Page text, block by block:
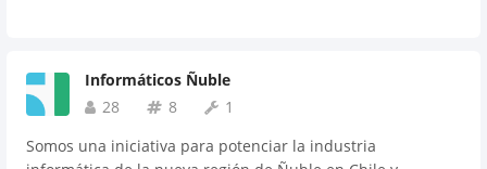
Informáticos Ñuble
28
8
1
Somos una iniciativa para potenciar la industria